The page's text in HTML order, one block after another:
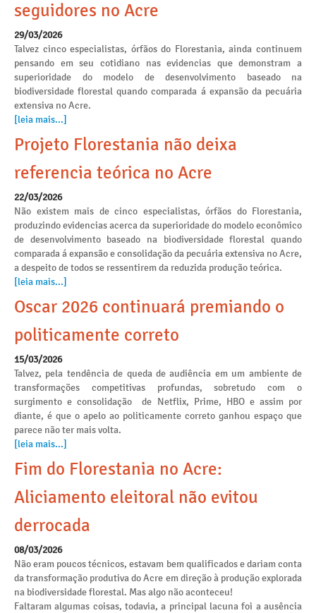
seguidores no Acre
29/03/2026
Talvez cinco especialistas, órfãos do Florestania, ainda continuem
pensando em seu cotidiano nas evidencias que demonstram a
superioridade do modelo de desenvolvimento baseado na
biodiversidade florestal quando comparada á expansão da pecuária
extensiva no Acre.
[leia mais...]
Projeto Florestania não deixa
referencia teórica no Acre
22/03/2026
Não existem mais de cinco especialistas, órfãos do Florestania,
produzindo evidencias acerca da superioridade do modelo econômico
de desenvolvimento baseado na biodiversidade florestal quando
comparada á expansão e consolidação da pecuária extensiva no Acre,
a despeito de todos se ressentirem da reduzida produção teórica.
[leia mais...]
Oscar 2026 continuará premiando o
politicamente correto
15/03/2026
Talvez, pela tendência de queda de audiência em um ambiente de
transformações competitivas profundas, sobretudo com o
surgimento e consolidação de Netflix, Prime, HBO e assim por
diante, é que o apelo ao politicamente correto ganhou espaço que
parece não ter mais volta.
[leia mais...]
Fim do Florestania no Acre:
Aliciamento eleitoral não evitou
derrocada
08/03/2026
Não eram poucos técnicos, estavam bem qualificados e dariam conta
da transformação produtiva do Acre em direção à produção explorada
na biodiversidade florestal. Mas algo não aconteceu!
Faltaram algumas coisas, todavia, a principal lacuna foi a ausência